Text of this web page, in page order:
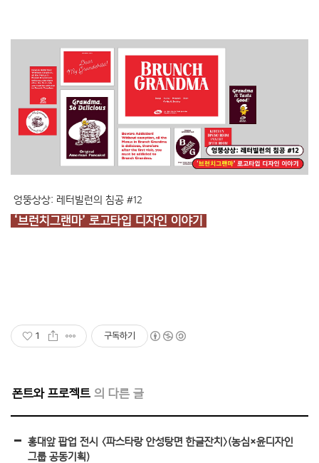
엉뚱상상: 레터빌런의 침공 #12
‘브런치그랜마’ 로고타입 디자인 이야기
1 구독하기
폰트와 프로젝트
홍대앞 팝업 전시 〈파스타랑 안성탕면 한글잔치〉(농심×윤디자인
그룹 공동기획)